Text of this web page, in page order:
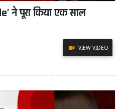
ने पूरा किया एक साल
VIEW VIDEO